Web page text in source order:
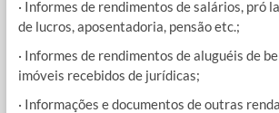
· Informes de rendimentos de salários, pró
de lucros, aposentadoria, pensão etc.;
· Informes de rendimentos de aluguéis de
imóveis recebidos de jurídicas;
· Informações e documentos de outras